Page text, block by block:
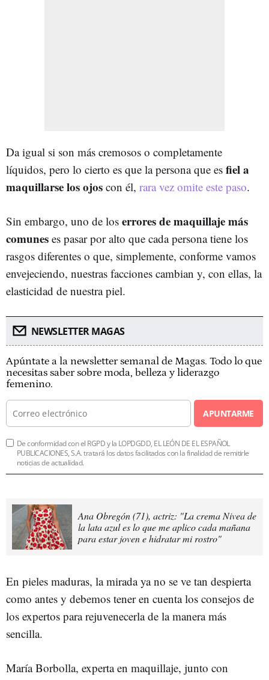
Da igual si son más cremosos o completamente
líquidos, pero lo cierto es que la persona que es fiel a
maquillarse los ojos con él, rara vez omite este paso.
Sin embargo, uno de los errores de maquillaje más
comunes es pasar por alto que cada persona tiene los
rasgos diferentes o que, simplemente, conforme vamos
envejeciendo, nuestras facciones cambian y, con ellas, la
elasticidad de nuestra piel.
NEWSLETTER MAGAS
Apúntate a la newsletter semanal de Magas. Todo lo que
necesitas saber sobre moda, belleza y liderazgo
femenino.
APUNTARME
De conformidad con el RGPD y la LOPDGDD, EL LEÓN DE EL ESPAÑOL
PUBLICACIONES, S.A. tratará los datos facilitados con la finalidad de remitirle
noticias de actualidad.
Ana Obregón (71), actriz: "La crema Nivea de
la lata azul es lo que me aplico cada mañana
para estar joven e hidratar mi rostro"
En pieles maduras, la mirada ya no se ve tan despierta
como antes y debemos tener en cuenta los consejos de
los expertos para rejuvenecerla de la manera más
sencilla.
María Borbolla, experta en maquillaje, junto con